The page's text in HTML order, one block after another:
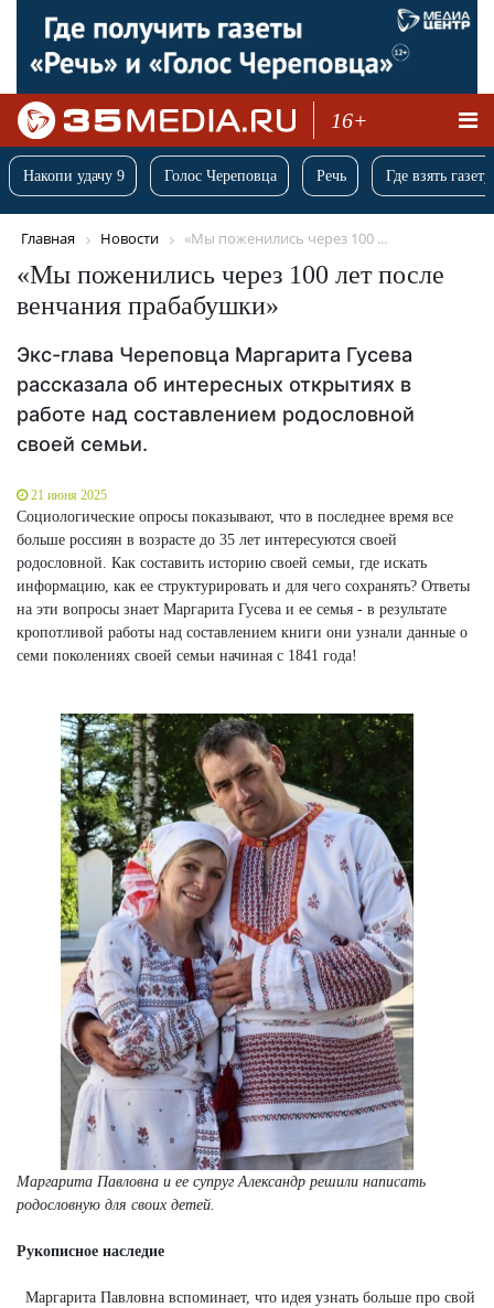
16+
Накопи удачу 9 Голос Череповца Речь Где взять
Главная Новости «Мы поженились через 100 ...
«Мы поженились через 100 лет после
венчания прабабушки»
Экс-глава Череповца Маргарита Гусева
рассказала об интересных открытиях в
работе над составлением родословной
своей семьи.
21 июня 2025
Социологические опросы показывают, что в последнее время все
больше россиян в возрасте до 35 лет интересуются своей
родословной. Как составить историю своей семьи, где искать
информацию, как ее структурировать и для чего сохранять? Ответы
на эти вопросы знает Маргарита Гусева и ее семья - в результате
кропотливой работы над составлением книги они узнали данные о
семи поколениях своей семьи начиная с 1841 года!
Маргарита Павловна и ее супруг Александр решили написать
родословную для своих детей.
Рукописное наследие
Маргарита Павловна вспоминает, что идея узнать больше про свой